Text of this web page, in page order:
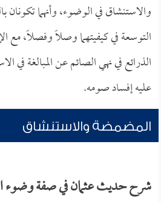
والاستنشاق في الوضوء، وأنهما تكونان
التوسعة في كيفيتهما وصلاً وفصلاً، مع
الذرائع في نهي الصائم عن المبالغة في
عليه إفساد صومه.
المضمضة والاستنشاق
شرح حديث عثمان في صفة وضوء